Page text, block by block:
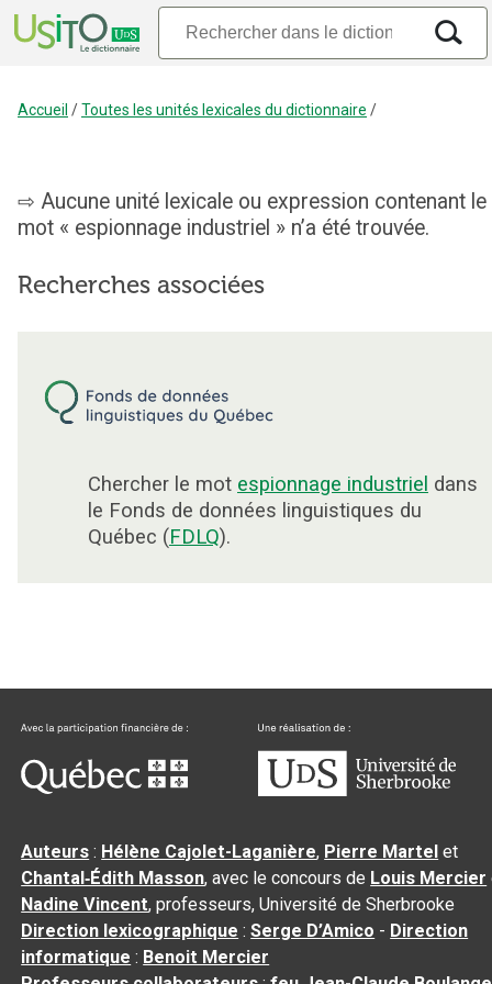
Accueil /Toutes les unités lexicales du dictionnaire /
Aucune unité lexicale ou expression contenant le
mot « espionnage industriel » n’a été trouvée.
Recherches associées
Chercher le mot espionnage industriel dans
le Fonds de données linguistiques du
Québec (FDLQ).
Auteurs : Hélène Cajolet-Laganière, Pierre Martel et
Chantal‑Édith Masson, avec le concours de Louis Mercier
Nadine Vincent, professeurs, Université de Sherbrooke
Direction lexicographique :Serge D’Amico - Direction
informatique : Benoit Mercier